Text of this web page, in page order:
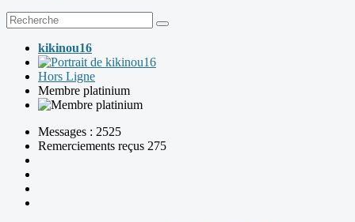
kikinou16
Hors Ligne
Membre platinium
Messages : 2525
Remerciements reçus 275